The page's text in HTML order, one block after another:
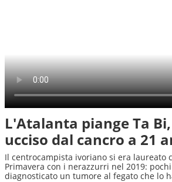
L'Atalanta piange Ta
ucciso dal cancro a 21
Il centrocampista ivoriano si era laureato
Primavera con i nerazzurri nel 2019:
diagnosticato un tumore al fegato che lo